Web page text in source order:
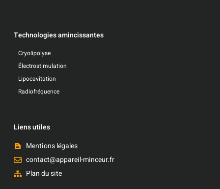
Technologies amincissantes
Cryolipolyse
Électrostimulation
Lipocavitation
Radiofréquence
Liens utiles
Mentions légales
contact@appareil-minceur.fr
Plan du site